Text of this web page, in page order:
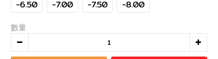
-6.50
-7.00 -7.50 -8.00
數量